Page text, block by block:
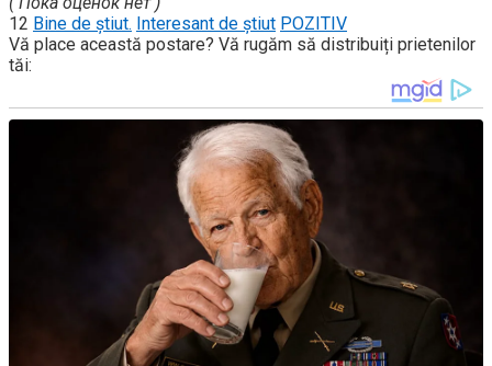
12 Bine de știut. Interesant de știut POZITIV
Vă place această postare? Vă rugăm să distribuiți prietenilor
tăi: